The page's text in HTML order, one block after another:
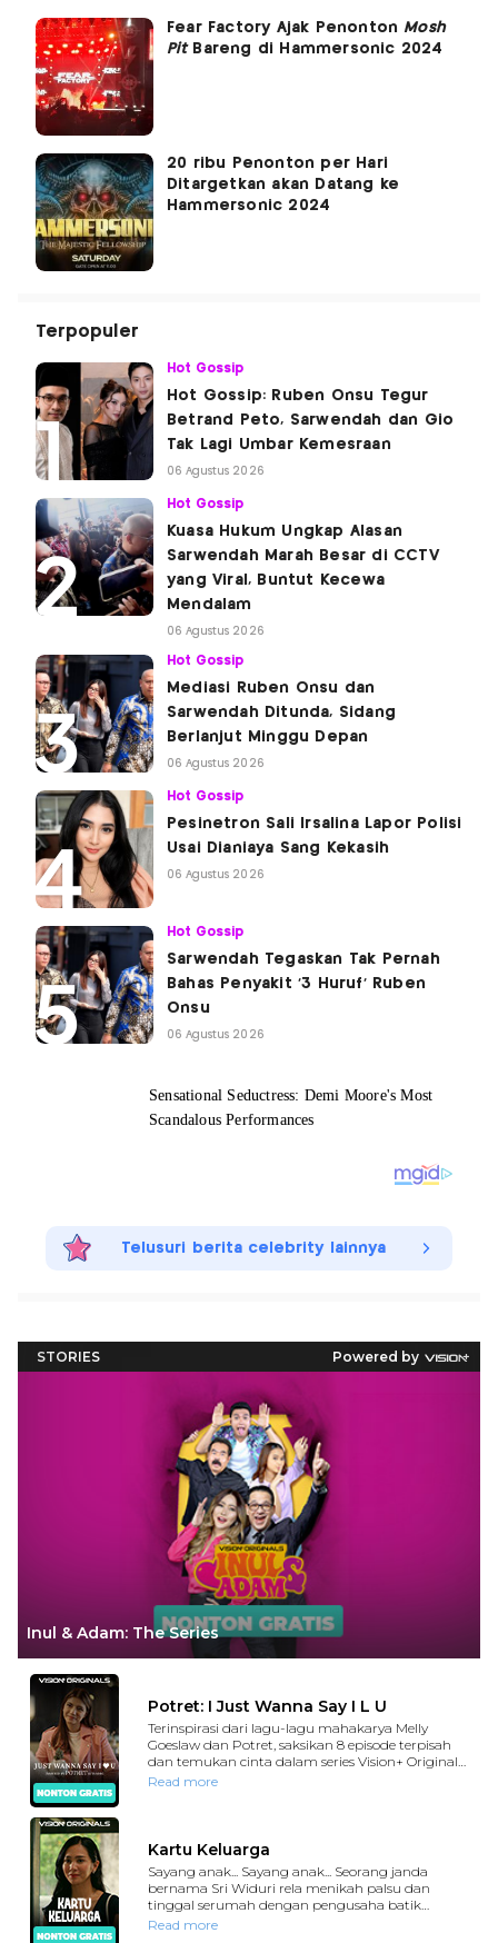
Fear Factory Ajak Penonton Mosh
PitBareng di Hammersonic 2024
20 ribu Penonton per Hari
Ditargetkan akan Datang ke
Hammersonic 2024
Terpopuler
Hot Gossip
Hot Gossip: Ruben Onsu Tegur
Betrand Peto, Sarwendah dan Gio
Tak Lagi Umbar Kemesraan
06 Agustus 2026
Hot Gossip
Kuasa Hukum Ungkap Alasan
Sarwendah Marah Besar di CCTV
yang Viral, Buntut Kecewa
Mendalam
06 Agustus 2026
Hot Gossip
Mediasi Ruben Onsu dan
Sarwendah Ditunda, Sidang
Berlanjut Minggu Depan
06 Agustus 2026
Hot Gossip
Pesinetron Sali Irsalina Lapor Polisi
Usai Dianiaya Sang Kekasih
06 Agustus 2026
Hot Gossip
Sarwendah Tegaskan Tak Pernah
Bahas Penyakit '3 Huruf' Ruben
Onsu
06 Agustus 2026
Telusuri berita celebrity lainnya